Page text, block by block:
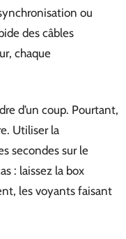
ou
des câbles
chaque
d’un coup. Pourtant,
Utiliser la
secondes sur le
: laissez la box
les voyants faisant